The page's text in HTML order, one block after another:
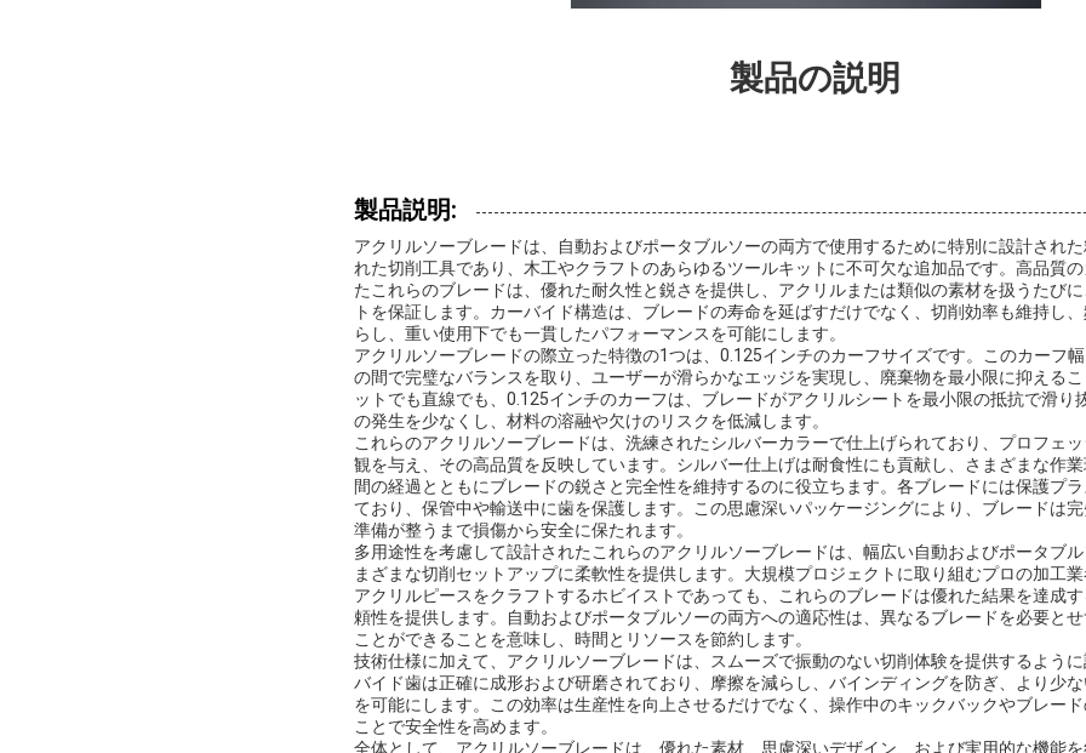
製品の説明
製品説明:
アクリルソーブレードは、自動およびポータブルソーの両方で使用するために特別に設計され
れた切削工具であり、木工やクラフトのあらゆるツールキットに不可欠な追加品です。高品質
たこれらのブレードは、優れた耐久性と鋭さを提供し、アクリルまたは類似の素材を扱うたび
トを保証します。カーバイド構造は、ブレードの寿命を延ばすだけでなく、切削効率も維持し
らし、重い使用下でも一貫したパフォーマンスを可能にします。
アクリルソーブレードの際立った特徴の1つは、0.125インチのカーフサイズです。このカーフ
の間で完璧なバランスを取り、ユーザーが滑らかなエッジを実現し、廃棄物を最小限に抑える
ットでも直線でも、0.125インチのカーフは、ブレードがアクリルシートを最小限の抵抗で滑り
の発生を少なくし、材料の溶融や欠けのリスクを低減します。
これらのアクリルソーブレードは、洗練されたシルバーカラーで仕上げられており、プロフェ
観を与え、その高品質を反映しています。シルバー仕上げは耐食性にも貢献し、さまざまな作
間の経過とともにブレードの鋭さと完全性を維持するのに役立ちます。各ブレードには保護プ
ており、保管中や輸送中に歯を保護します。この思慮深いパッケージングにより、ブレードは
準備が整うまで損傷から安全に保たれます。
多用途性を考慮して設計されたこれらのアクリルソーブレードは、幅広い自動およびポータブ
まざまな切削セットアップに柔軟性を提供します。大規模プロジェクトに取り組むプロの加工
アクリルピースをクラフトするホビイストであっても、これらのブレードは優れた結果を達成
頼性を提供します。自動およびポータブルソーの両方への適応性は、異なるブレードを必要と
ことができることを意味し、時間とリソースを節約します。
技術仕様に加えて、アクリルソーブレードは、スムーズで振動のない切削体験を提供するよう
バイド歯は正確に成形および研磨されており、摩擦を減らし、バインディングを防ぎ、より少
を可能にします。この効率は生産性を向上させるだけでなく、操作中のキックバックやブレー
ことで安全性を高めます。
全体として、アクリルソーブレードは、優れた素材、思慮深いデザイン、および実用的な機能